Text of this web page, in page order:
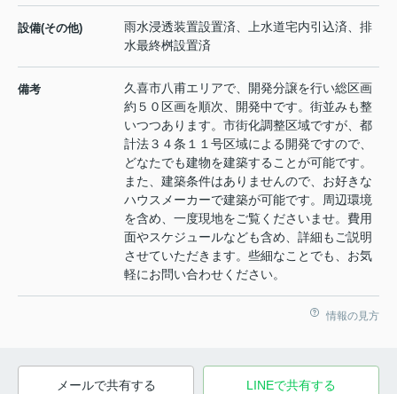
設備(その他)
雨水浸透装置設置済、上水道宅内引込済、排
水最終桝設置済
備考
久喜市八甫エリアで、開発分譲を行い総区画
約５０区画を順次、開発中です。街並みも整
いつつあります。市街化調整区域ですが、都
計法３４条１１号区域による開発ですので、
どなたでも建物を建築することが可能です。
また、建築条件はありませんので、お好きな
ハウスメーカーで建築が可能です。周辺環境
を含め、一度現地をご覧くださいませ。費用
面やスケジュールなども含め、詳細もご説明
させていただきます。些細なことでも、お気
軽にお問い合わせください。
情報の見方
メールで共有する LINEで共有する